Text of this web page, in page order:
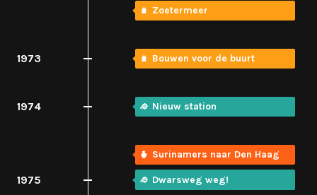
Zoetermeer
1973 Bouwen voor de buurt
1974 Nieuw station
1975
Surinamers naar Den Haag
Dwarsweg weg!